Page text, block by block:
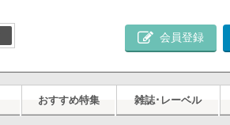
会員登録
おすすめ特集 雑誌･レーベル